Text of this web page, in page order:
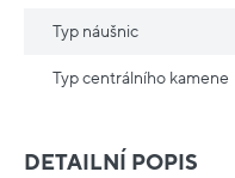
DETAILNÍ POPIS
Typ náušnic
Typ centrálního kamene